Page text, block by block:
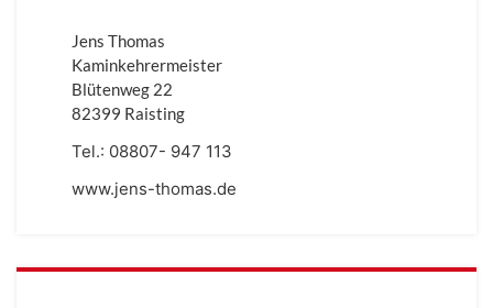
Jens Thomas
Kaminkehrermeister
Blütenweg 22
82399 Raisting
Tel.: 08807- 947 113
www.jens-thomas.de